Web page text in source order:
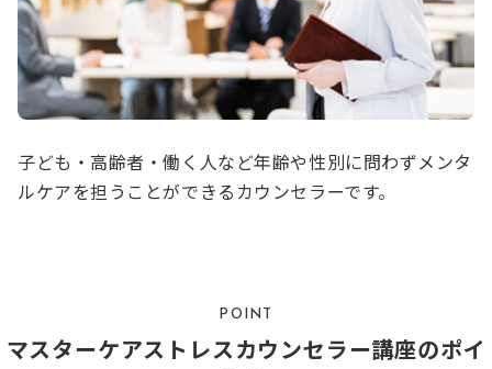
子ども・高齢者・働く人など年齢や性別に問わずメンタ
ルケアを担うことができるカウンセラーです。
POINT
マスターケアストレスカウンセラー講座のポイ